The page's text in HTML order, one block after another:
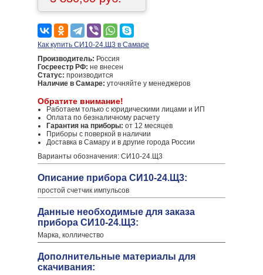
Как купить СИ10-24.Щ3 в Самаре
Производитель: Россия
Госреестр РФ: не внесен
Статус: производится
Наличие в Самаре: уточняйте у менеджеров
Обратите внимание!
Работаем только с юридическими лицами и ИП
Оплата по безналичному расчету
Гарантия на приборы: от 12 месяцев
Приборы с поверкой в наличии
Доставка в Самару и в другие города России
Варианты обозначения: СИ10-24.Щ3
Описание прибора СИ10-24.Щ3:
простой счетчик импульсов
Данные необходимые для заказа
прибора СИ10-24.Щ3:
Марка, колличество
Дополнительные материалы для
скачивания: